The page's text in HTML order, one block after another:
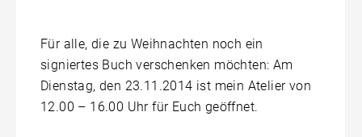
Für alle, die zu Weihnachten noch ein
signiertes Buch verschenken möchten: Am
Dienstag, den 23.11.2014 ist mein Atelier von
12.00 – 16.00 Uhr für Euch geöffnet.